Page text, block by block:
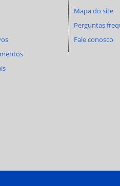
Mapa do site
Perguntas
Fale conosco